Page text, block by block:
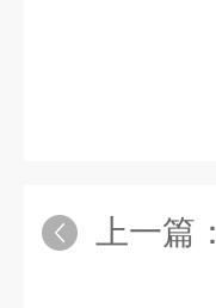
上一篇：